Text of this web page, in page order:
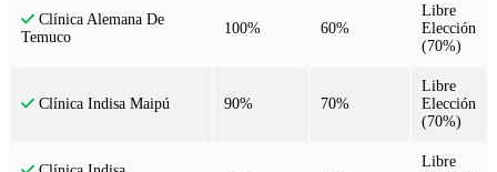
Clínica Alemana De
Temuco
100% 60%
Libre
Elección
(70%)
Clínica Indisa Maipú 90% 70%
Libre
Elección
(70%)
Libre